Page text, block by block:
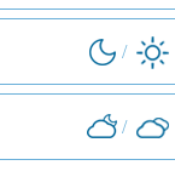
/
/